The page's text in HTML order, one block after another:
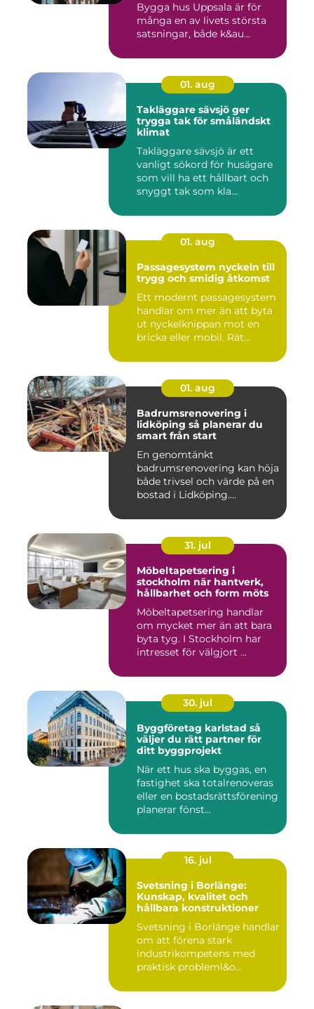
Bygga hus Uppsala är för
många en av livets största
satsningar, både k&au...
01. aug
Takläggare sävsjö ger
trygga tak för småländskt
klimat
Takläggare sävsjö är ett
vanligt sökord för husägare
som vill ha ett hållbart och
snyggt tak som kla...
01. aug
Passagesystem nyckeln till
trygg och smidig åtkomst
Ett modernt passagesystem
handlar om mer än att byta
ut nyckelknippan mot en
bricka eller mobil. Rät...
01. aug
Badrumsrenovering i
lidköping så planerar du
smart från start
En genomtänkt
badrumsrenovering kan höja
både trivsel och värde på en
bostad i Lidköping.
31. jul
Möbeltapetsering i
stockholm när hantverk,
hållbarhet och form möts
Möbeltapetsering handlar
om mycket mer än att bara
byta tyg. I Stockholm har
intresset för välgjort ...
30. jul
Byggföretag karlstad så
väljer du rätt partner för
ditt byggprojekt
När ett hus ska byggas, en
fastighet ska totalrenoveras
eller en bostadsrättsförening
planerar fönst...
16. jul
Svetsning i Borlänge:
Kunskap, kvalitet och
hållbara konstruktioner
Svetsning i Borlänge handlar
om att förena stark
industrikompetens med
praktisk probleml&o...